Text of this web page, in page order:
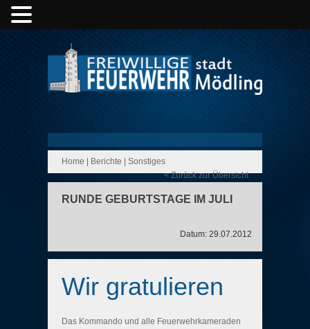
Home Berichte
Sonstiges
< Zurück zur Übersicht
RUNDE GEBURTSTAGE IM JULI
Datum: 29.07.2012
Wir gratulieren
Das Kommando und alle Feuerwehrkameraden